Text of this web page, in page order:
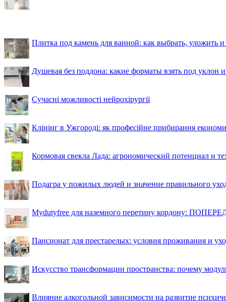
Плитка под камень для ванной: как выбрать, уложить
Душевая без поддона: какие форматы взять под уклон
Сучасні можливості нейрохірургії
Клінінг в Ужгороді: як професійне прибирання
Кормовая свекла Лада: агрономический потенциал и
Подагра у пожилых людей и значение правильного
Mydutyfree для наземного перетину кордону:
Пансионат для престарелых: условия проживания и
Искусство трансформации пространства: почему
Влияние алкогольной зависимости на развитие